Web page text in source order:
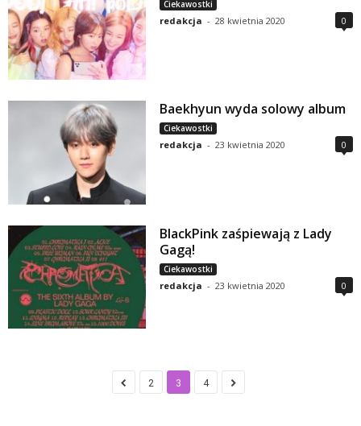
Ciekawostki
redakcja - 28 kwietnia 2020 0
Baekhyun wyda solowy album
Ciekawostki
redakcja - 23 kwietnia 2020 0
BlackPink zaśpiewają z Lady
Gagą!
Ciekawostki
redakcja - 23 kwietnia 2020 0
2 3 4